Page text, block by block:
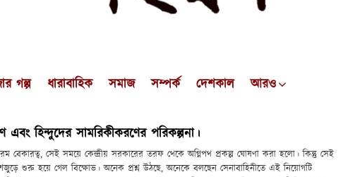
গল্প ধারাবাহিক সমাজ সম্পর্ক দেশকাল আরও
এবং হিন্দুদের সামরিকীকরণের পরিকল্পনা।
বেকারত্ব, সেই সময়ে কেন্দ্রীয় সরকারের তরফ থেকে অগ্নিপথ প্রকল্প ঘোষণা করা হলো। কিন্তু সেই
শুরু হয়ে গেল বিক্ষোভ। অনেক প্রশ্ন উঠছে, অনেকে বলছেন সেনাবাহিনীতে এই নিয়োগটি